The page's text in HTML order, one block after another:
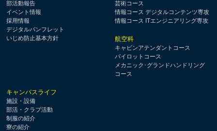
部活動報告
イベント情報
採用情報
デジタルパンフレット
いじめ防止基本方針
芸術コース
情報コース デジタルコンテンツ専攻
情報コース ITエンジニアリング専攻
航空科
キャビンアテンダントコース
パイロットコース
メカニック･グランドハンドリング
コース
キャンパスライフ
施設・設備
部活・クラブ活動
制服の紹介
寮の紹介